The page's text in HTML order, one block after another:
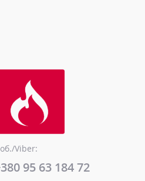
Viber:
95 63 184 72